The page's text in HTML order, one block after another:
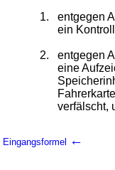
1.
entgegen
ein
2.
entgegen
eine
verfälscht,
Eingangsformel ←